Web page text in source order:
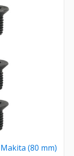
(80 mm)